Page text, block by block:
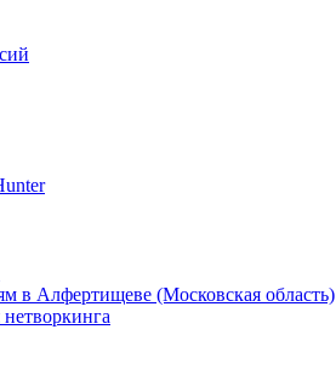
в Алфертищеве (Московская область)
нетворкинга